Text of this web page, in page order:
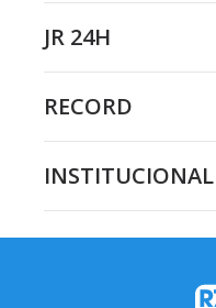
JR 24H
RECORD
INSTITUCIONAL